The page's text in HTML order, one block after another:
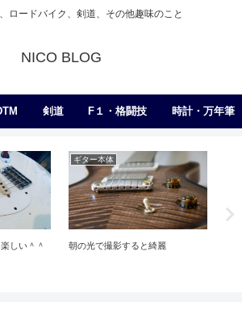
ロードバイク、剣道、その他趣味のこと
NICO BLOG
剣道 F１・格闘技 時計・万年筆
剣道
段審査でやっちまったかも。。。